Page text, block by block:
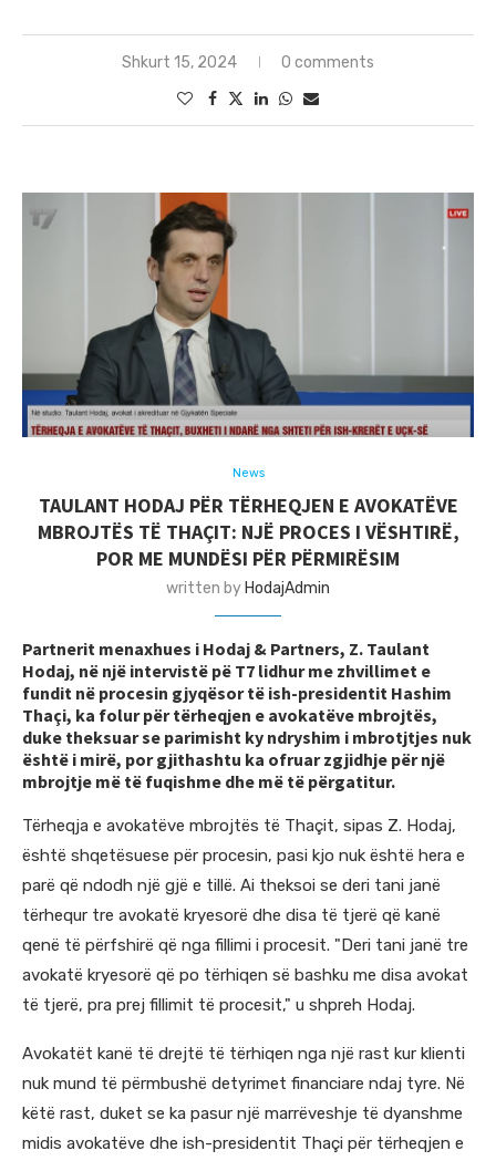
Shkurt 15, 2024 0 comments
News
TAULANT HODAJ PËR TËRHEQJEN E AVOKATËVE
MBROJTËS TË THAÇIT: NJË PROCES I VËSHTIRË,
POR ME MUNDËSI PËR PËRMIRËSIM
written by HodajAdmin
Partnerit menaxhues i Hodaj & Partners, Z. Taulant
Hodaj, në një intervistë pë T7 lidhur me zhvillimet e
fundit në procesin gjyqësor të ish-presidentit Hashim
Thaçi, ka folur për tërheqjen e avokatëve mbrojtës,
duke theksuar se parimisht ky ndryshim i mbrotjtjes nuk
është i mirë, por gjithashtu ka ofruar zgjidhje për një
mbrojtje më të fuqishme dhe më të përgatitur.
Tërheqja e avokatëve mbrojtës të Thaçit, sipas Z. Hodaj,
është shqetësuese për procesin, pasi kjo nuk është hera e
parë që ndodh një gjë e tillë. Ai theksoi se deri tani janë
tërhequr tre avokatë kryesorë dhe disa të tjerë që kanë
qenë të përfshirë që nga fillimi i procesit. "Deri tani janë tre
avokatë kryesorë që po tërhiqen së bashku me disa avokat
të tjerë, pra prej fillimit të procesit," u shpreh Hodaj.
Avokatët kanë të drejtë të tërhiqen nga një rast kur klienti
nuk mund të përmbushë detyrimet financiare ndaj tyre. Në
këtë rast, duket se ka pasur një marrëveshje të dyanshme
midis avokatëve dhe ish-presidentit Thaçi për tërheqjen e